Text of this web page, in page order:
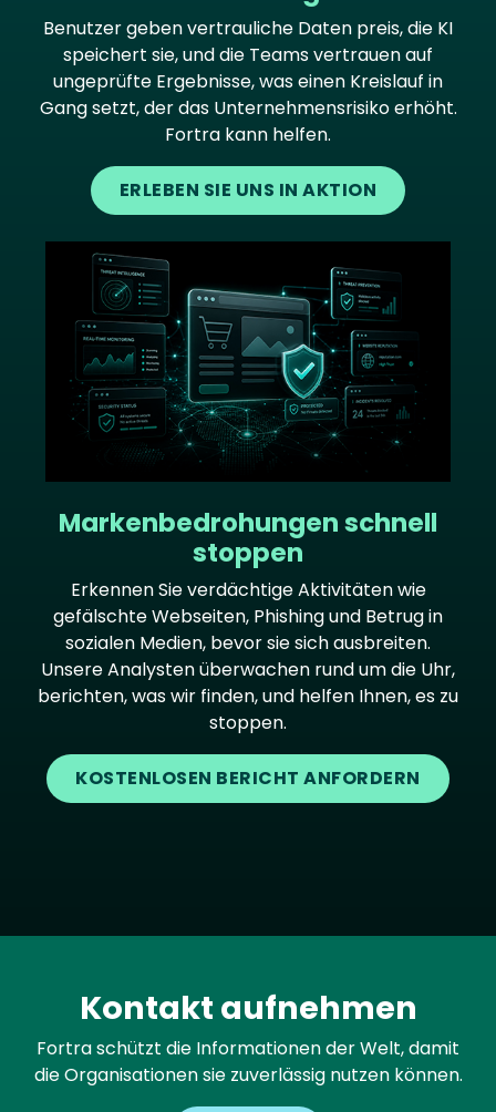
Benutzer geben vertrauliche Daten preis, die KI
speichert sie, und die Teams vertrauen auf
ungeprüfte Ergebnisse, was einen Kreislauf in
Gang setzt, der das Unternehmensrisiko erhöht.
Fortra kann helfen.
ERLEBEN SIE UNS IN AKTION
Markenbedrohungen schnell
stoppen
Erkennen Sie verdächtige Aktivitäten wie
gefälschte Webseiten, Phishing und Betrug in
sozialen Medien, bevor sie sich ausbreiten.
Unsere Analysten überwachen rund um die Uhr,
berichten, was wir finden, und helfen Ihnen, es zu
stoppen.
KOSTENLOSEN BERICHT ANFORDERN
Kontakt aufnehmen
Fortra schützt die Informationen der Welt, damit
die Organisationen sie zuverlässig nutzen können.